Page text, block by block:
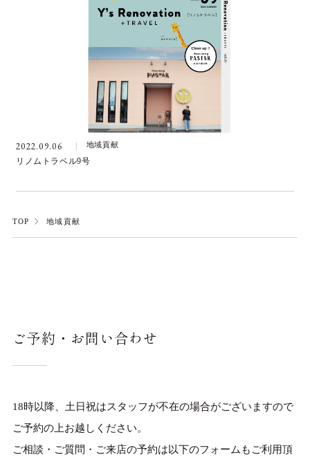
2022.09.06 地域貢献
リノムトラベル9号
TOP 地域貢献
ご予約・お問い合わせ
18時以降、土日祝はスタッフが不在の場合がございますので
ご予約の上お越しください。
ご相談・ご質問・ご来店の予約は以下のフォームもご利用頂